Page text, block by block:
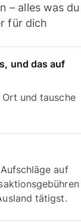
– alles was du
für dich
und das auf
Ort und tausche
auf
tätigst.